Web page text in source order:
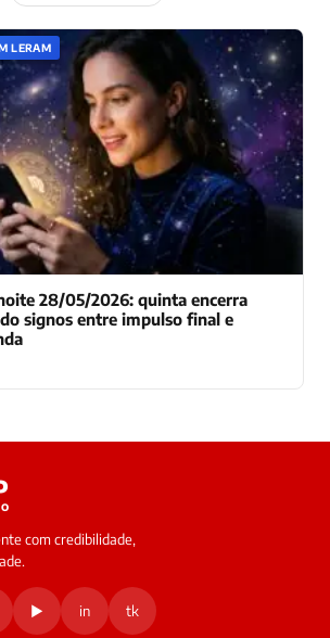
LERAM
28/05/2026: quinta encerra
signos entre impulso final e
com credibilidade,
▶ in tk